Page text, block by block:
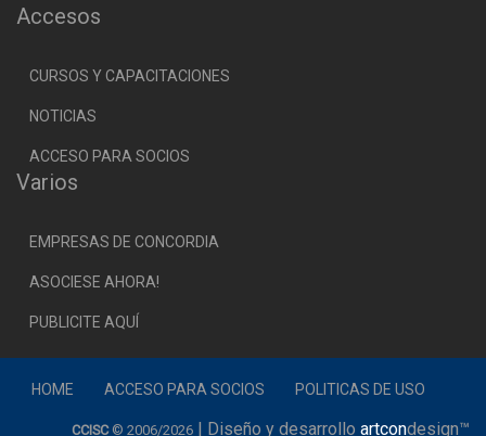
Accesos
CURSOS Y CAPACITACIONES
NOTICIAS
ACCESO PARA SOCIOS
Varios
EMPRESAS DE CONCORDIA
ASOCIESE AHORA!
PUBLICITE AQUÍ
HOME ACCESO PARA SOCIOS POLITICAS DE USO
CCISC© 2006/2026 | Diseño y desarrollo artcondesign™